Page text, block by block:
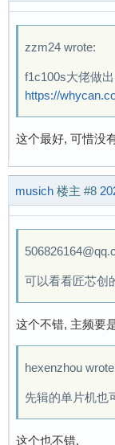
zzm24 wrote:
f1c100s大佬做
https://
这个最好, 可惜没
musich 楼主 #8
可以看看匠芯创
这个不错, 主频要
hexenzhou
先辑的单片机也
这个也不错,